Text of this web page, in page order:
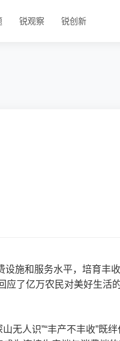
锐观察 锐创新
设施和服务水平，培育丰
应了亿万农民对美好生活
无人识”“丰产不丰收”既